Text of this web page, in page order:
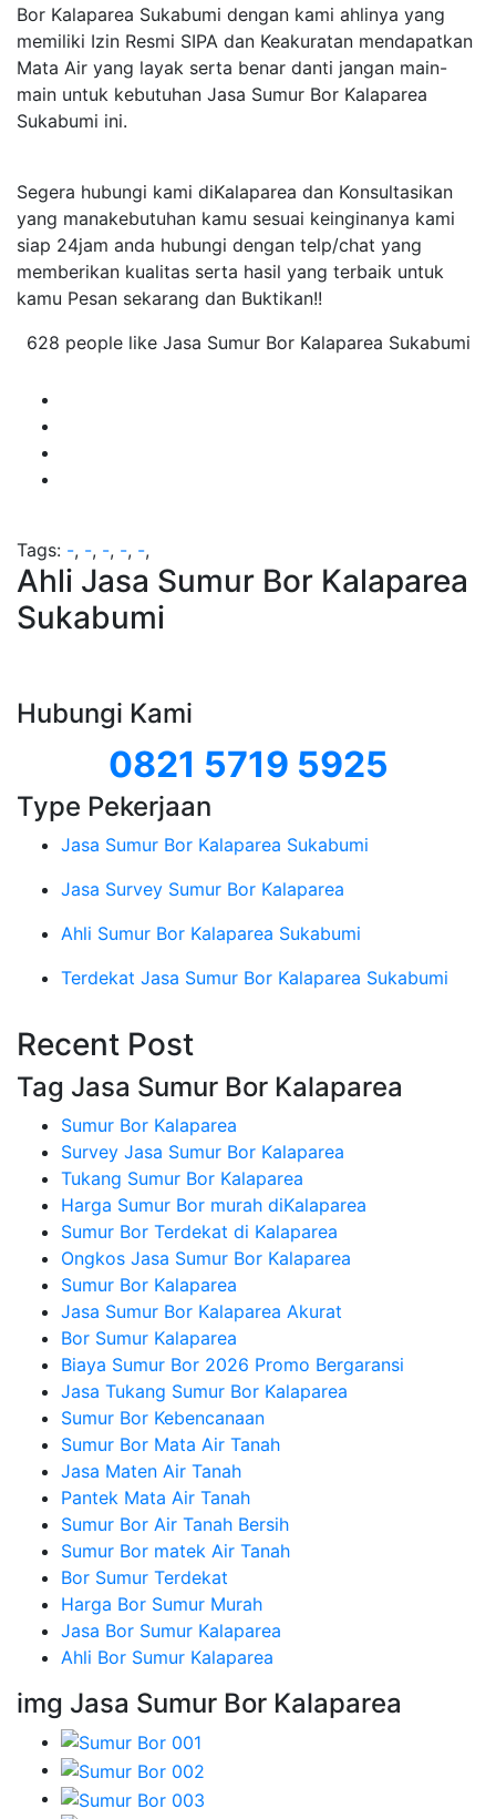
Bor Kalaparea Sukabumi dengan kami ahlinya yang
memiliki Izin Resmi SIPA dan Keakuratan mendapatkan
Mata Air yang layak serta benar danti jangan main-
main untuk kebutuhan Jasa Sumur Bor Kalaparea
Sukabumi ini.
Segera hubungi kami diKalaparea dan Konsultasikan
yang manakebutuhan kamu sesuai keinginanya kami
siap 24jam anda hubungi dengan telp/chat yang
memberikan kualitas serta hasil yang terbaik untuk
kamu Pesan sekarang dan Buktikan!!
628 people like Jasa Sumur Bor Kalaparea Sukabumi
Tags: -, -, -, -, -,
Ahli Jasa Sumur Bor Kalaparea
Sukabumi
Hubungi Kami
0821 5719 5925
Type Pekerjaan
Jasa Sumur Bor Kalaparea Sukabumi
Jasa Survey Sumur Bor Kalaparea
Ahli Sumur Bor Kalaparea Sukabumi
Terdekat Jasa Sumur Bor Kalaparea Sukabumi
Recent Post
Tag Jasa Sumur Bor Kalaparea
Sumur Bor Kalaparea
Survey Jasa Sumur Bor Kalaparea
Tukang Sumur Bor Kalaparea
Harga Sumur Bor murah diKalaparea
Sumur Bor Terdekat di Kalaparea
Ongkos Jasa Sumur Bor Kalaparea
Sumur Bor Kalaparea
Jasa Sumur Bor Kalaparea Akurat
Bor Sumur Kalaparea
Biaya Sumur Bor 2026 Promo Bergaransi
Jasa Tukang Sumur Bor Kalaparea
Sumur Bor Kebencanaan
Sumur Bor Mata Air Tanah
Jasa Maten Air Tanah
Pantek Mata Air Tanah
Sumur Bor Air Tanah Bersih
Sumur Bor matek Air Tanah
Bor Sumur Terdekat
Harga Bor Sumur Murah
Jasa Bor Sumur Kalaparea
Ahli Bor Sumur Kalaparea
img Jasa Sumur Bor Kalaparea